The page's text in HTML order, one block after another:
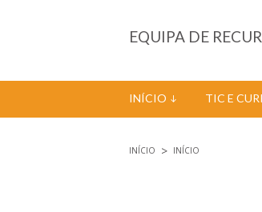
EQUIPA DE
INÍCIO TIC E
INÍCIO INÍCIO